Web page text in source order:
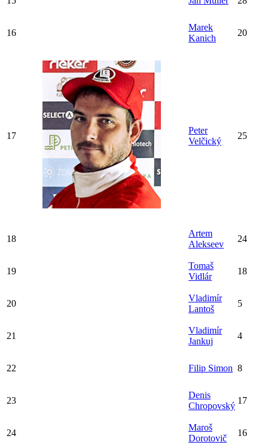
16
Marek
Kanich
20
17
Peter
Velčický
25
18
Artem
Alekseev
24
19
Tomaš
Vidlár
18
20
Vladimír
Lantoš
5
21
Vladimír
Jankuj
4
22 Filip Simon 8
23
Denis
Chropovský
17
24
Maroš
Dorotovič
16